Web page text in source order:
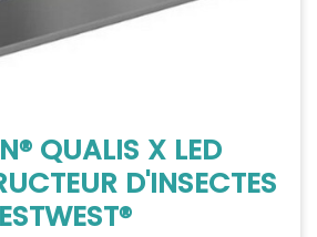
QUALIS X LED
D'INSECTES